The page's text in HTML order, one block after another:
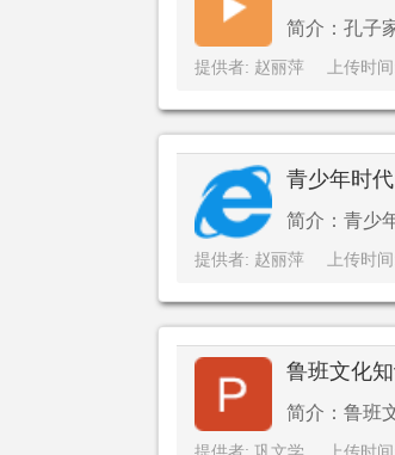
简介：孔子
提供者: 赵丽萍 上传时
青少年时
简介：青少
提供者: 赵丽萍 上传时
鲁班文化
简介：鲁班